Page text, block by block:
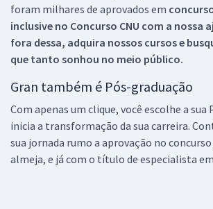
foram milhares de aprovados em
inclusive no Concurso CNU com a nossa
fora dessa, adquira nossos cursos e
que tanto sonhou no meio público.
Gran também é Pós-graduação
Com apenas um clique, você escolhe a sua
inicia a transformação da sua carreira.
sua jornada rumo a aprovação no
almeja, e já com o título de especialista